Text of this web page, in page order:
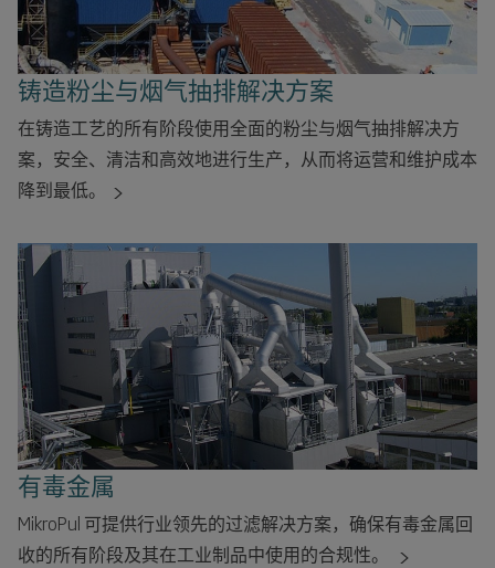
铸造粉尘与烟气抽排解决方案
在铸造工艺的所有阶段使用全面的粉尘与烟气抽排解决方
案，安全、清洁和高效地进行生产，从而将运营和维护成本
降到最低。
有毒金属
MikroPul 可提供行业领先的过滤解决方案，确保有毒金属回
收的所有阶段及其在工业制品中使用的合规性。